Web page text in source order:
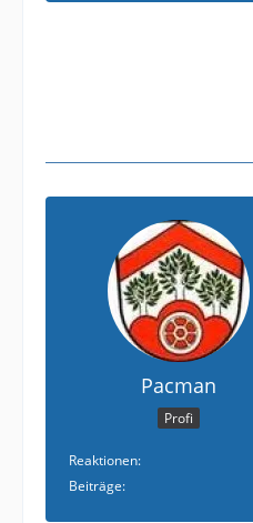
Pacman
Profi
Reaktionen
Beiträge